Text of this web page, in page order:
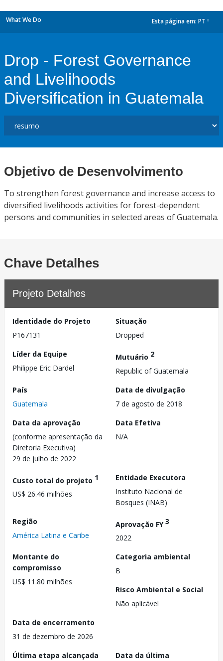
What We Do Esta página em: PT
Drop - Forest Governance
and Livelihoods
Diversification in Guatemala
Objetivo de Desenvolvimento
To strengthen forest governance and increase access to
diversified livelihoods activities for forest-dependent
persons and communities in selected areas of Guatemala.
Chave Detalhes
Projeto Detalhes
Identidade do Projeto
P167131
Situação
Dropped
Líder da Equipe
Philippe Eric Dardel
Mutuário 2
Republic of Guatemala
País
Guatemala
Data de divulgação
7 de agosto de 2018
Data da aprovação
(conforme apresentação da
Diretoria Executiva)
29 de julho de 2022
Data Efetiva
N/A
Custo total do projeto 1
US$ 26.46 milhões
Entidade Executora
Instituto Nacional de
Bosques (INAB)
Região
América Latina e Caribe
Aprovação FY3
2022
Montante do
compromisso
US$ 11.80 milhões
Categoria ambiental
B
Risco Ambiental e Social
Não aplicável
Data de encerramento
31 de dezembro de 2026
Última etapa alcançada
Data da última